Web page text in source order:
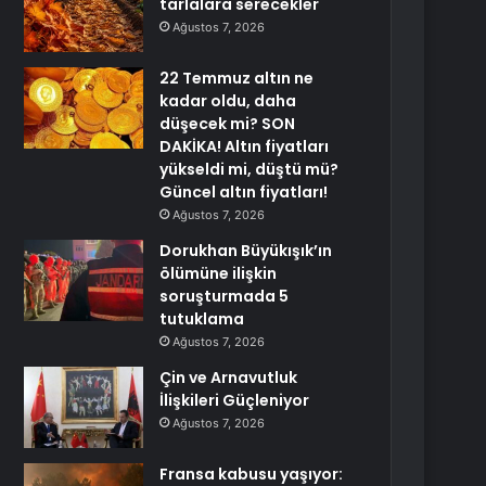
tarlalara serecekler
Ağustos 7, 2026
22 Temmuz altın ne
kadar oldu, daha
düşecek mi? SON
DAKİKA! Altın fiyatları
yükseldi mi, düştü mü?
Güncel altın fiyatları!
Ağustos 7, 2026
Dorukhan Büyükışık’ın
ölümüne ilişkin
soruşturmada 5
tutuklama
Ağustos 7, 2026
Çin ve Arnavutluk
İlişkileri Güçleniyor
Ağustos 7, 2026
Fransa kabusu yaşıyor: